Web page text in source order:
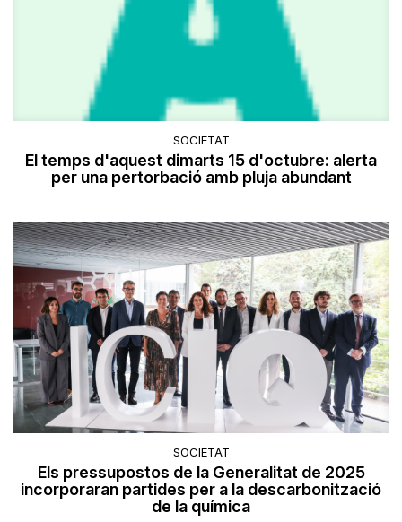
SOCIETAT
El temps d'aquest dimarts 15 d'octubre: alerta
per una pertorbació amb pluja abundant
SOCIETAT
Els pressupostos de la Generalitat de 2025
incorporaran partides per a la descarbonització
de la química